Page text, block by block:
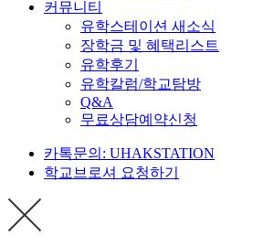
커뮤니티
유학스테이션 새소식
장학금 및 혜택리스트
유학후기
유학칼럼/학교탐방
Q&A
무료상담예약신청
카톡문의: UHAKSTATION
학교브로셔 요청하기